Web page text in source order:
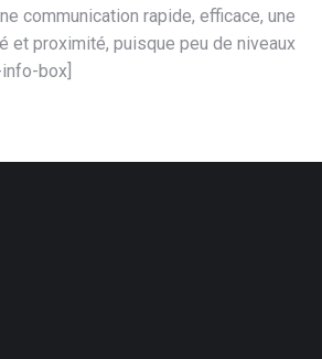
communication rapide, efficace, une
et proximité, puisque peu de niveaux
box]